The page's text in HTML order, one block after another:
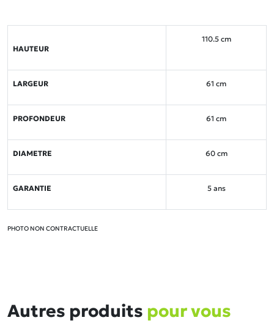
HAUTEUR
110.5 cm
LARGEUR 61 cm
PROFONDEUR 61 cm
DIAMETRE 60 cm
GARANTIE 5 ans
PHOTO NON CONTRACTUELLE
Autres produits pour vous